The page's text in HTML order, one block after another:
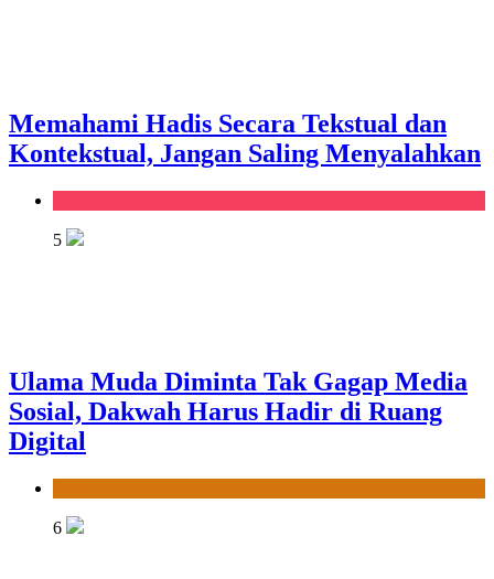
Memahami Hadis Secara Tekstual dan
Kontekstual, Jangan Saling Menyalahkan
5
Ulama Muda Diminta Tak Gagap Media
Sosial, Dakwah Harus Hadir di Ruang
Digital
6